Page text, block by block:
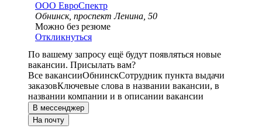
ООО ЕвроСпектр
Обнинск, проспект Ленина, 50
Можно без резюме
Откликнуться
По вашему запросу ещё будут появляться новые
вакансии. Присылать вам?
Все вакансииОбнинскСотрудник пункта выдачи
заказовКлючевые слова в названии вакансии, в
названии компании и в описании вакансии
В мессенджер
На почту